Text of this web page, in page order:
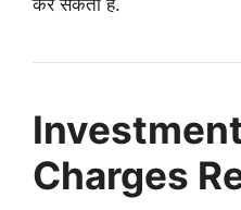
कर सकता है.
Charges